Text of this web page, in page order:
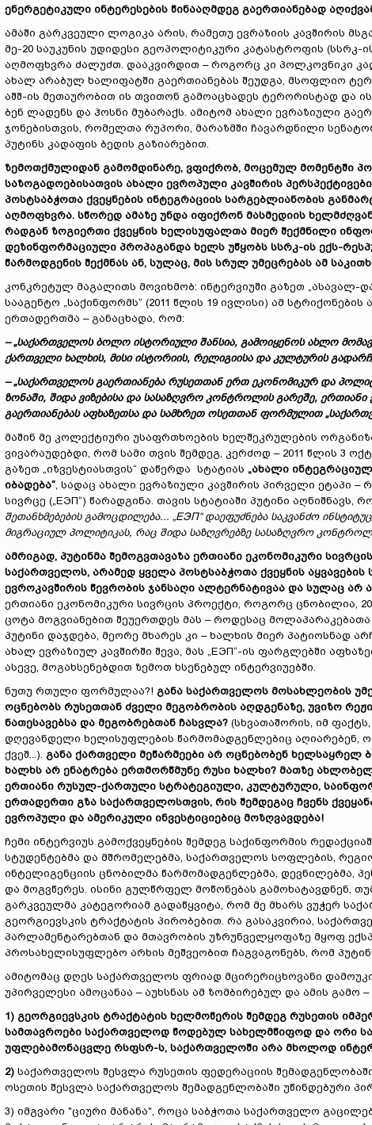
ენერგეტიკული ინტერესების წინააღმდეგ გაერთიანებად
ამაში გარკვეული ლოგიკა არის, რამეთუ ევრაზიის კავშირის
მე-20 საუკუნის უდიდესი გეოპოლიტიკური კატასტროფის
აღმოფხვრა ძალუძთ. დააკვირდით – როგორც კი პოლკოვნიკი
ახალ არაბულ ხალიფატში გაერთიანებას შეუდგა, მსოფლიო
აშშ-ის მეთაურობით ის თვითონ გამოაცხადეს ტერორისტად და
ბენ ლადენს და ჰოსნი მუბარაქს. ამიტომ ახალი ევრაზიული
ჯონებისთვის, რომელთა რუპორი, მარაზმში ჩავარდნილი
პუტინს კადაფის ბედის გაზიარებით.
ზემოთქმულიდან გამომდინარე, ვფიქრობ, მოცემულ მომენტში
საზოგადოებისათვის ახალი ევროპული კავშირის
პოსტსაბჭოთა ქვეყნების ინტეგრაციის სარგებლიანობის
აღმოფხვრა. სწორედ ამაზე უნდა იფიქრონ მასმედიის
რადგან ზოგიერთი ქვეყნის ხელისუფალთა მიერ შექმნილი
დეზინფორმაციული პროპაგანდა ხელს უწყობს სსრკ-ის ექს-
წარმოდგენის შექმნას ან, სულაც, მის სრულ უმეცრებას ამ
კონკრეტულ მაგალითს მოვიხმობ: ინტერვიუში გაზეთ „ასავალ-
სააგენტო „საქინფორმს“ (2011 წლის 19 ივლისი) ამ
ერთადერთმა – განაცხადა, რომ:
– „საქართველოს ბოლო ისტორიული შანსია, გამოიყენოს ახლო
ქართველი ხალხის, მისი ისტორიის, რელიგიისა და კულტურის
– „საქართველოს გაერთიანება რუსეთთან ერთ ეკონომიკურ და
ზონაში, შიდა ვიზებისა და სასაზღვრო კონტროლის გარეშე,
გაერთიანებას აფხაზეთსადა სამხრეთ ოსეთთან ფორმულით „
მაშინ მე კოლექტიური უსაფრთხოების ხელშეკრულების
ვივარაუდებდი, რომ სამი თვის შემდეგ, კერძოდ – 2011 წლის 3
გაზეთ „იზვესტიასთვის“ დაწერდა სტატიას „ახალი
იბადება“, სადაც ახალი ევრაზიული კავშირის პირველი ეტაპი –
სივრცე („ЕЭП“) წარადგინა. თავის სტატიაში პუტინი აღნიშნავს,
შეთანხმებების გამოცდილება... „ЕЭП“დაეფუძნება საკვანძო
მიგრაციულ პოლიტიკას, რაც შიდა საზღვრებზე სასაზღვრო
ამრიგად, პუტინმა შემოგვთავაზა ერთიანი ეკონომიკური
საქართველოს, არამედ ყველა პოსტსაბჭოთა ქვეყნის აყვავების
ევროკავშირის წევრობის ჯანსაღი ალტერნატივაა და სულაც არ
ერთიანი ეკონომიკური სივრცის პროექტი, როგორც ცნობილია,
ცოტა მოგვიანებით შეუერთდეს მას – როდესაც
პუტინი დაჯდება, მეორე მხარეს კი – ხალხის მიერ
ახალ ევრაზიულ კავშირში შევა, მას „ЕЭП“-ის ფარგლებში
ასევე, მოგახსენებდით ზემოთ ხსენებულ ინტერვიუებში.
ნუთუ რთული ფორმულაა?! განა საქართველოს მოსახლეობის
ოცნებობს რუსეთთან ძველი მეგობრობის აღდგენაზე, უვიზო
ნათესავებსა და მეგობრებთან ჩასვლა? (სხვათაშორის, იმ
დღევანდელი ხელისუფლების წარმომადგენლებიც აღიარებენ,
ქვეშ...). განა ქართველი მეწარმეები არ ოცნებობენ ხელსაყრელ
ხალხს არ ენატრება ერთმორწმუნე რუსი ხალხი? მათზე
ერთიანი რუსულ-ქართული სტრატეგიული, კულტურული,
ერთადერთი გზა საქართველოსთვის, რის შემდეგაც ჩვენს
ევროპული და ამერიკული ინვესტიციებიც მოზღვავდება!
ჩემი ინტერვიუს გამოქვეყნების შემდეგ საქინფორმის
სტუდენტებმა და მშრომელებმა, საქართველოს სოფლების,
ინტელიგენციის ცნობილმა წარმომადგენლებმა, დევნილებმა,
და მოგვწერეს. ისინი გულწრფელ მოწონებას გამოხატავდნენ,
გარკვეულმა კატეგორიამ გადაწყვიტა, რომ მე მხარს ვუჭერ
გეორგიევსკის ტრაქტატის პირობებით. რა გასაკვირია,
პარლამენტარებთან და მთავრობის უზრუნველყოფაზე მყოფ
პროსახელისუფლებო არხის მეშვეობით ჩაგვაგონებს, რომ
ამიტომაც დღეს საქართველოს ფრიად მცირერიცხოვანი
უპირველესი ამოცანაა – აუხსნას ამ ზომბირებულ და ამის
1) გეორგიევსკის ტრაქტატის ხელმოწერის შემდეგ რუსეთის
სამთავროები საქართველოდ წოდებულ სახელმწიფოდ და ორი
უფლებამონაცვლე რსფსრ-ს, საქართველოში არა მხოლოდ
2) საქართველოს შესვლა რუსეთის ფედერაციის
ოსეთის შესვლა საქართველოს შემადგენლობაში უწინდებური
3) იმგვარი "ციური მანანა", როცა საბჭოთა საქართველო